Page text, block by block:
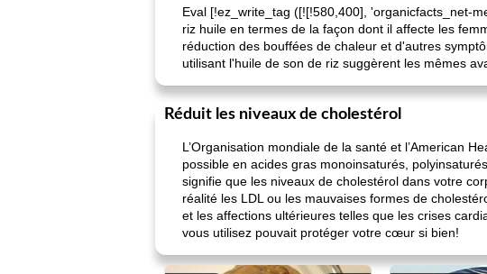
Eval [!ez_write_tag ([![!580,400], 'organicfacts_net-
riz huile en termes de la façon dont il affecte les
réduction des bouffées de chaleur et d'autres
utilisant l'huile de son de riz suggèrent les mêmes
Réduit les niveaux de cholestérol
L’Organisation mondiale de la santé et l’American
possible en acides gras monoinsaturés,
signifie que les niveaux de cholestérol dans votre
réalité les LDL ou les mauvaises formes de
et les affections ultérieures telles que les crises
vous utilisez pouvait protéger votre cœur si bien!